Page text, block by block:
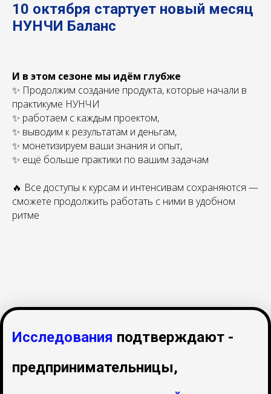
10 октября стартует новый месяц
НУНЧИ Баланс
И в этом сезоне мы идём глубже
✨ Продолжим создание продукта, которые начали в
практикуме НУНЧИ
✨ работаем с каждым проектом,
✨ выводим к результатам и деньгам,
✨ монетизируем ваши знания и опыт,
✨ ещё больше практики по вашим задачам
🔥 Все доступы к курсам и интенсивам сохраняются —
сможете продолжить работать с ними в удобном
ритме
Исследования подтверждают -
предпринимательницы,